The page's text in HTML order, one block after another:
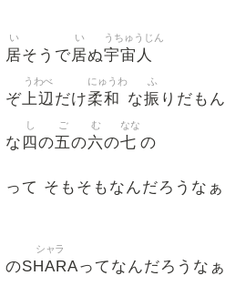
居
い
そうで居
い
ぬ宇宙人
うちゅうじん
ぞ上辺
うわべ
だけ柔和
にゅうわ
な振
ふ
りだもん
な 四
し
の五
ご
の六
む
の七
なな
の
って そもそもなんだろうなぁ
のSHARA
シャラ
ってなんだろうなぁ